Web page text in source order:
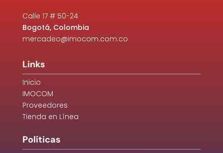
Calle 17 # 50-24
Bogotá, Colombia
mercadeo@imocom.com.co
Links
Inicio
IMOCOM
Proveedores
Tienda en Línea
Políticas